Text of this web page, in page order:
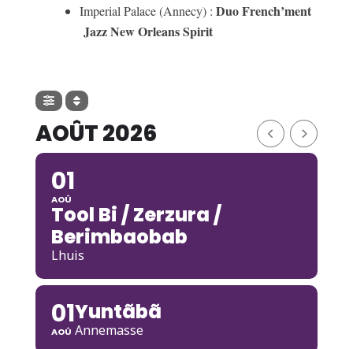
Imperial Palace (Annecy) : Duo French’ment
Jazz New Orleans Spirit
AOÛT 2026
01
AOÛ
Tool Bi / Zerzura /
Berimbaobab
Lhuis
01
AOÛ
Yuntãbã
Annemasse